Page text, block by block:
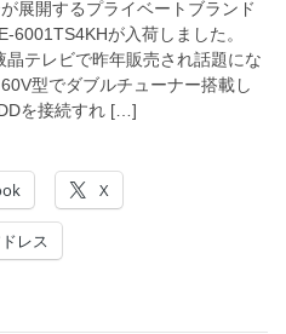
展開するプライベートブランド
6001TS4KHが入荷しました。
晶テレビで昨年販売され話題にな
型でダブルチューナー搭載し
を接続すれ […]
X
レス